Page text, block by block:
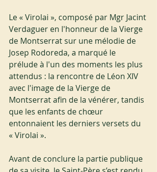
Le « Virolai », composé par Mgr Jacint
Verdaguer en l'honneur de la Vierge
de Montserrat sur une mélodie de
Josep Rodoreda, a marqué le
prélude à l'un des moments les plus
attendus : la rencontre de Léon XIV
avec l'image de la Vierge de
Montserrat afin de la vénérer, tandis
que les enfants de chœur
entonnaient les derniers versets du
« Virolai ».
Avant de conclure la partie publique